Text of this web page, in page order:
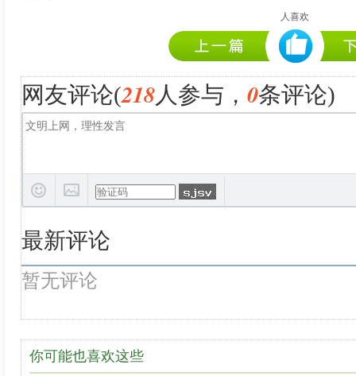
人喜欢
网友评论(218人参与， 0条评论)
最新评论
暂无评论
你可能也喜欢这些